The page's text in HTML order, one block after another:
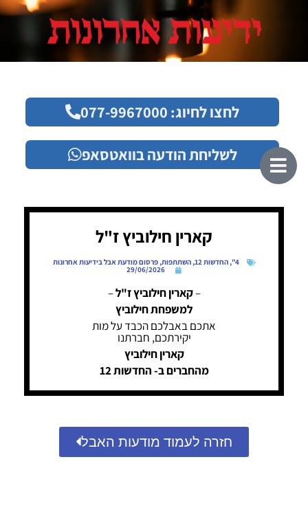
לחצו לחיוג: 077-9967000
לשליחת הודעה בוואטסאפ
קארין חילוביץ ז"ל
4"
,החדשות 12 ,השתתפות,פרסום מודעת אבל בידיעות אחרונות
29/06/2026
–קארין חילוביץ ז"ל–
למשפחת חילוביץ
אתכם באבלכם הכבד על מות
יקירתכם, חברתנו
קארין חילוביץ
מהחברים ב- החדשות 12
חזרה לעמוד מודעות האבל